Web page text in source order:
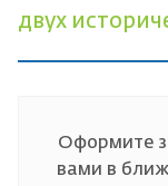
двух
Оформите
вами в